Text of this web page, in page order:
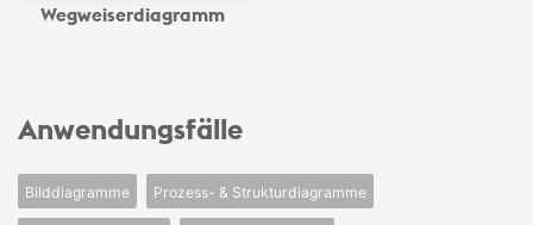
Wegweiser­diagramm
Anwendungsfälle
Bilddiagramme Prozess- & Strukturdiagramme